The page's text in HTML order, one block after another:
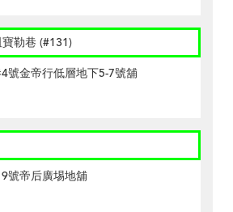
勒巷 (#131)
號金帝行低層地下5-7號舖
號帝后廣埸地舖